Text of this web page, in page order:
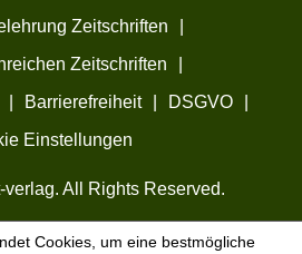
All Rights Reserved.
Zeitschriften
Zeitschriften
Barrierefreiheit DSGVO
Einstellungen
Cookies, um eine bestmögliche